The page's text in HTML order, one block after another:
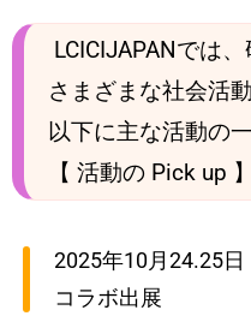
LCICIJAPANでは
さまざまな社会活
以下に主な活動の
【 活動の Pick up 】
2025年10月24.25
コラボ出展